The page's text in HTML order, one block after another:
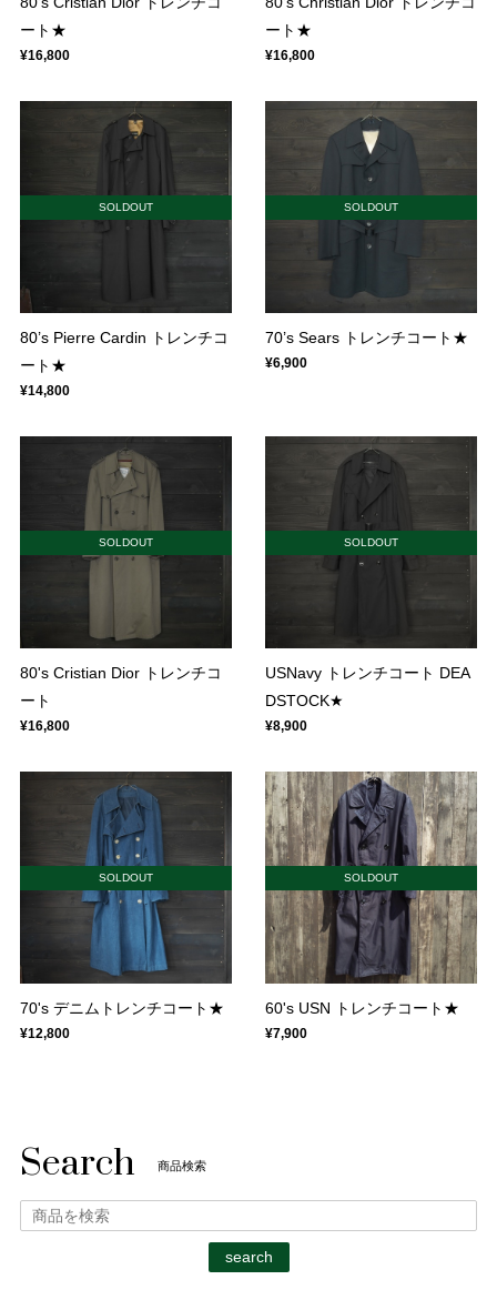
ート★
¥16,800
ート★
¥16,800
SOLDOUT
80’s Pierre Cardin トレンチコ
ート★
¥14,800
SOLDOUT
70’s Sears トレンチコート★
¥6,900
SOLDOUT
80's Cristian Dior トレンチコ
ート
¥16,800
SOLDOUT
USNavy トレンチコート DEA
DSTOCK★
¥8,900
SOLDOUT
70's デニムトレンチコート★
¥12,800
SOLDOUT
60's USN トレンチコート★
¥7,900
Search 商品検索
search